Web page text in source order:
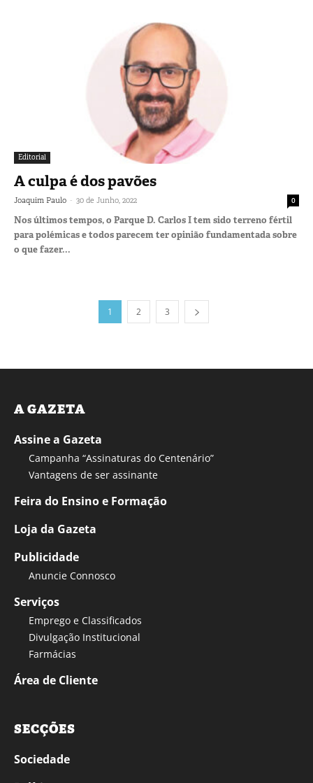
Editorial
A culpa é dos pavões
Joaquim Paulo - 30 de Junho, 2022 0
Nos últimos tempos, o Parque D. Carlos I tem sido terreno fértil
para polémicas e todos parecem ter opinião fundamentada sobre
o que fazer...
1 2 3
A GAZETA
Assine a Gazeta
Campanha “Assinaturas do Centenário”
Vantagens de ser assinante
Feira do Ensino e Formação
Loja da Gazeta
Publicidade
Anuncie Connosco
Serviços
Emprego e Classificados
Divulgação Institucional
Farmácias
Área de Cliente
SECÇÕES
Sociedade